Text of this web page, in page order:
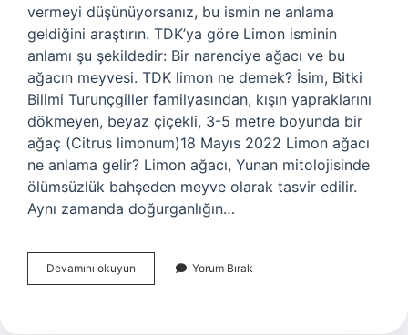
vermeyi düşünüyorsanız, bu ismin ne anlama
geldiğini araştırın. TDK’ya göre Limon isminin
anlamı şu şekildedir: Bir narenciye ağacı ve bu
ağacın meyvesi. TDK limon ne demek? İsim, Bitki
Bilimi Turunçgiller familyasından, kışın yapraklarını
dökmeyen, beyaz çiçekli, 3-5 metre boyunda bir
ağaç (Citrus limonum)18 Mayıs 2022 Limon ağacı
ne anlama gelir? Limon ağacı, Yunan mitolojisinde
ölümsüzlük bahşeden meyve olarak tasvir edilir.
Aynı zamanda doğurganlığın…
Devamını okuyun
Ismi
Yorum Bırak